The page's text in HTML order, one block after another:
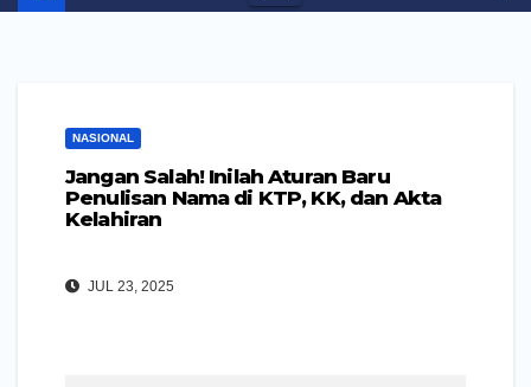
NASIONAL
Jangan Salah! Inilah Aturan Baru
Penulisan Nama di KTP, KK, dan Akta
Kelahiran
JUL 23, 2025